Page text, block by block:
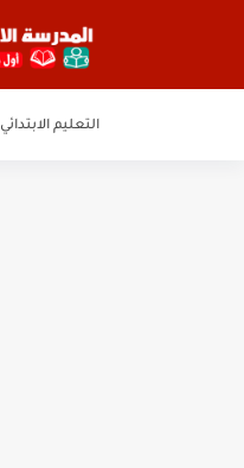
التعليم الابتدائي